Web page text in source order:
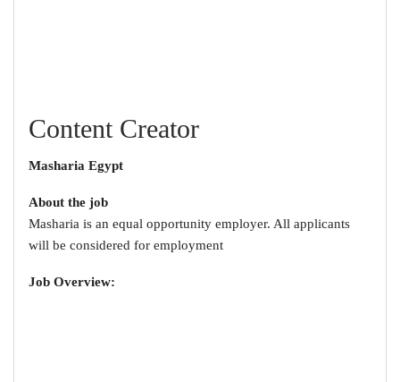
Content Creator
Masharia Egypt
About the job
Masharia is an equal opportunity employer. All applicants
will be considered for employment
:Job Overview